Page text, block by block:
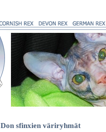
Don sfinxien väriryhmät